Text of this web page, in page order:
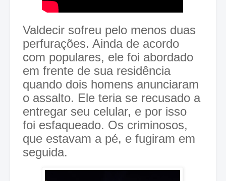
Valdecir sofreu pelo menos duas
perfurações. Ainda de acordo
com populares, ele foi abordado
em frente de sua residência
quando dois homens anunciaram
o assalto. Ele teria se recusado a
entregar seu celular, e por isso
foi esfaqueado. Os criminosos,
que estavam a pé, e fugiram em
seguida.